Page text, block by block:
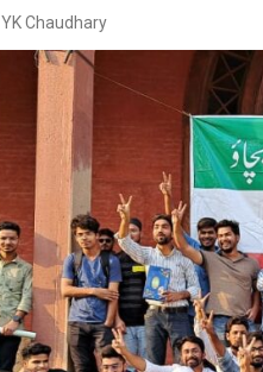
YK Chaudhary